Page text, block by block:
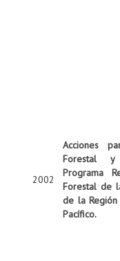
2002
Acciones
Forestal y
Programa
Forestal de
de la Región
Pacífico.